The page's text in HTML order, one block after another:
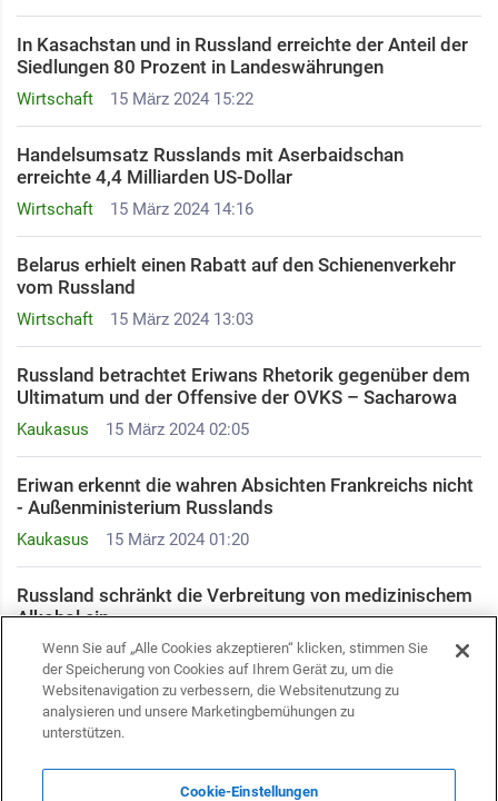
Wirtschaft 15 März 2024 15:22
In Kasachstan und in Russland erreichte der Anteil der
Siedlungen 80 Prozent in Landeswährungen
Wirtschaft 15 März 2024 14:16
Handelsumsatz Russlands mit Aserbaidschan
erreichte 4,4 Milliarden US-Dollar
Wirtschaft 15 März 2024 13:03
Belarus erhielt einen Rabatt auf den Schienenverkehr
vom Russland
Kaukasus 15 März 2024 02:05
Russland betrachtet Eriwans Rhetorik gegenüber dem
Ultimatum und der Offensive der OVKS – Sacharowa
Kaukasus 15 März 2024 01:20
Eriwan erkennt die wahren Absichten Frankreichs nicht
- Außenministerium Russlands
Nachrichten 14 März 2024 09:55
Russland schränkt die Verbreitung von medizinischem
Alkohol ein
Einige Grabstätten in Usbekistan werden von Russland
in die Liste der Gedenkstätten aufgenommen
Wenn Sie auf „Alle Cookies akzeptieren“ klicken, stimmen Sie
der Speicherung von Cookies auf Ihrem Gerät zu, um die
Websitenavigation zu verbessern, die Websitenutzung zu
analysieren und unsere Marketingbemühungen zu
unterstützen.
Cookie-Einstellungen